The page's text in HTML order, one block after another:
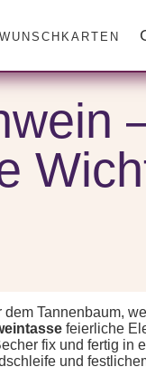
Tannenbaum,
feierliche
fix und fertig in
und